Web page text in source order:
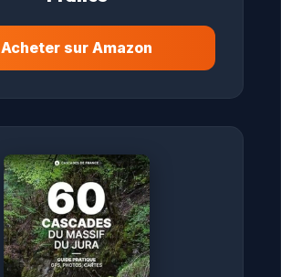
Acheter sur Amazon